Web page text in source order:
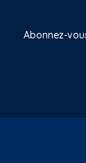
Abonnez-